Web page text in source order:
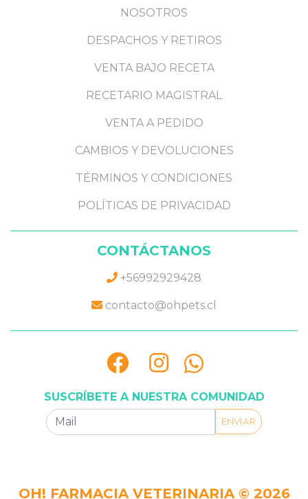
NOSOTROS
DESPACHOS Y RETIROS
VENTA BAJO RECETA
RECETARIO MAGISTRAL
VENTA A PEDIDO
CAMBIOS Y DEVOLUCIONES
TÉRMINOS Y CONDICIONES
POLÍTICAS DE PRIVACIDAD
CONTÁCTANOS
+56992929428
contacto@ohpets.cl
SUSCRÍBETE A NUESTRA COMUNIDAD
ENVIAR
OH! FARMACIA VETERINARIA © 2026